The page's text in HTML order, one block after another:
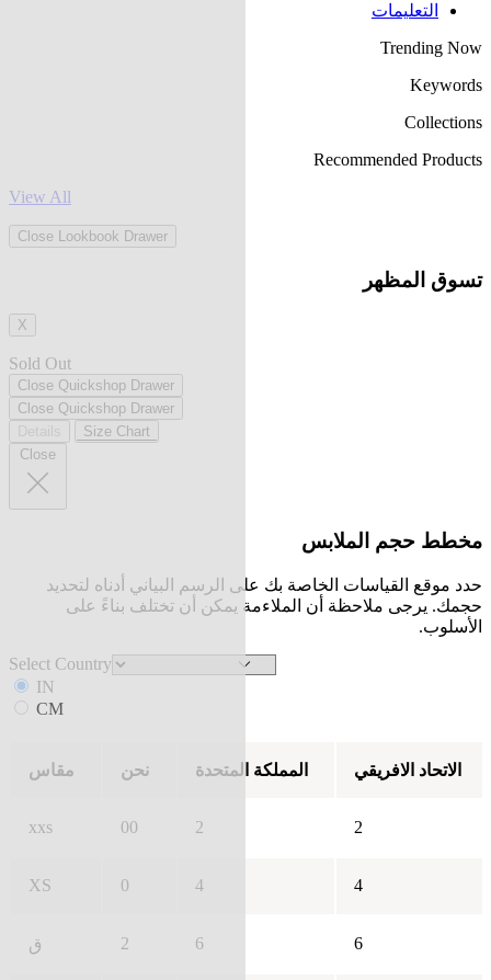
التعليمات
Trending Now
Keywords
Collections
Recommended Products
View All
Close Lookbook Drawer
تسوق المظهر
X
Sold Out
Close Quickshop Drawer
Close Quickshop Drawer
Size Chart
Close
مخطط حجم الملابس
حدد موقع القياسات الخاصة بك على الرسم البياني أدناه لتحديد
حجمك. يرجى ملاحظة أن الملاءمة يمكن أن تختلف بناءً على
الأسلوب.
Select Country
IN
CM
مقاس نحن المملكة المتحدة الاتحاد الافريقي
xxs 00 2 2
XS 0 4 4
ق 2 6 6